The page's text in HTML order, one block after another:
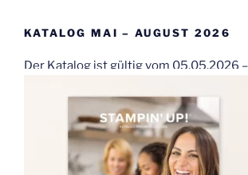
KATALOG MAI – AUGUST 2026
Der Katalog ist gültig vom 05.05.2026